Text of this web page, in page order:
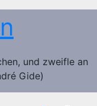
und zweifle an
Gide)